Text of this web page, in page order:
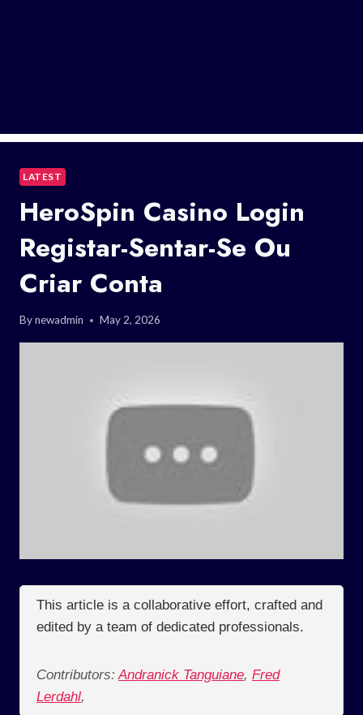
LATEST
HeroSpin Casino Login
Registar-Sentar-Se Ou
Criar Conta
Bynewadmin May 2, 2026
This article is a collaborative effort, crafted and
edited by a team of dedicated professionals.
Contributors: Andranick Tanguiane, Fred
Lerdahl,